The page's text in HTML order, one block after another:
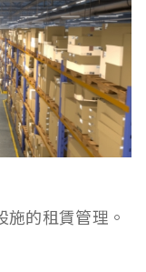
的租賃管理。